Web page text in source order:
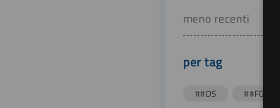
meno recenti
per tag
##DS ##FGU